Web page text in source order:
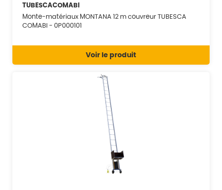
TUBESCACOMABI
Monte-matériaux MONTANA 12 m couvreur TUBESCA
COMABI - 0P000101
Voir le produit